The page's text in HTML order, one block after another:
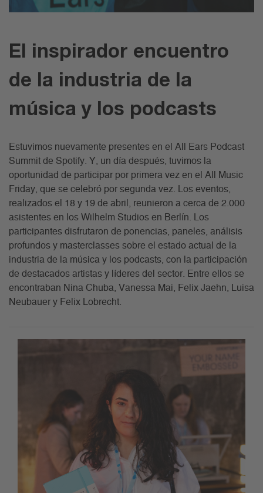
El inspirador encuentro
de la industria de la
música y los podcasts
Estuvimos nuevamente presentes en el All Ears Podcast
Summit de Spotify. Y, un día después, tuvimos la
oportunidad de participar por primera vez en el All Music
Friday, que se celebró por segunda vez. Los eventos,
realizados el 18 y 19 de abril, reunieron a cerca de 2.000
asistentes en los Wilhelm Studios en Berlín. Los
participantes disfrutaron de ponencias, paneles, análisis
profundos y masterclasses sobre el estado actual de la
industria de la música y los podcasts, con la participación
de destacados artistas y líderes del sector. Entre ellos se
encontraban Nina Chuba, Vanessa Mai, Felix Jaehn, Luisa
Neubauer y Felix Lobrecht.